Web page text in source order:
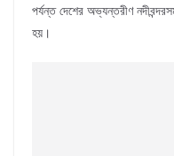
পর্যন্ত দেশের অভ্যন্তরীণ
হয়।